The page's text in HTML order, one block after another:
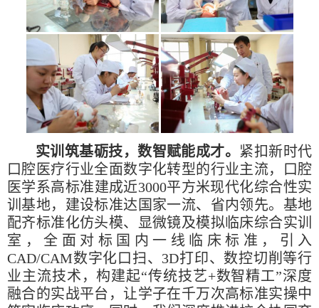
实训筑基砺技，数智赋能成才。 紧扣新时代
口腔医疗行业全面数字化转型的行业主流，口腔
医学系高标准建成近3000平方米现代化综合性实
训基地，建设标准达国家一流、省内领先。基地
配齐标准化仿头模、显微镜及模拟临床综合实训
室，全面对标国内一线临床标准，引入
CAD/CAM数字化口扫、3D打印、数控切削等行
业主流技术，构建起“传统技艺+数智精工”深度
融合的实战平台，让学子在千万次高标准实操中